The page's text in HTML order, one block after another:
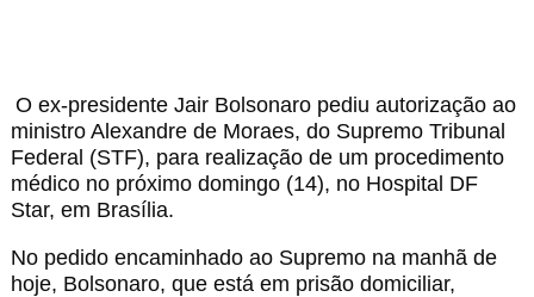
O ex-presidente Jair Bolsonaro pediu autorização ao
ministro Alexandre de Moraes, do Supremo Tribunal
Federal (STF), para realização de um procedimento
médico no próximo domingo (14), no Hospital DF
Star, em Brasília.
No pedido encaminhado ao Supremo na manhã de
hoje, Bolsonaro, que está em prisão domiciliar,